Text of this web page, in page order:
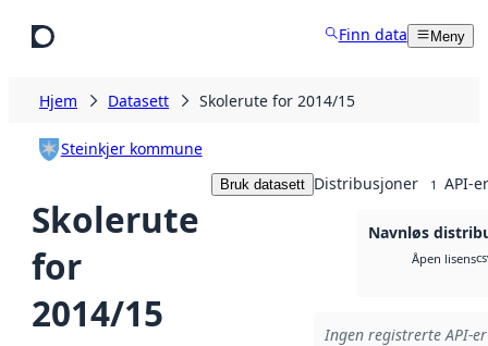
Finn data Meny
Hjem Datasett Skolerute for 2014/15
Steinkjer kommune
Skolerute
for
2014/15
Bruk datasett Distribusjoner 1 API-er
Navnløs
Åpen lisens
Ingen registrerte API-